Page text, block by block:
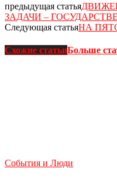
предыдущая статья
ЗАДАЧИ –
Следующая статьяНА
Схожие статьиБольше
События и Люди